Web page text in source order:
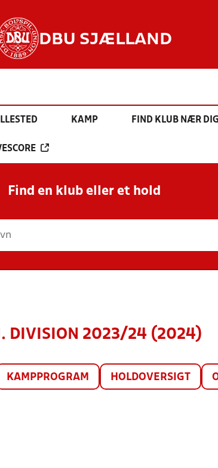
DBU SJÆLLAND
KAMP FIND KLUB NÆR DIG
Find en klub eller et hold
DIVISION 2023/24 (2024)
KAMPPROGRAM HOLDOVERSIGT